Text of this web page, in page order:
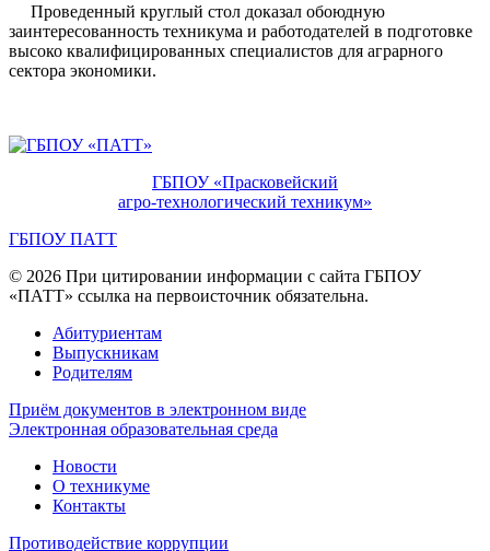
Проведенный круглый стол доказал обоюдную
заинтересованность техникума и работодателей в подготовке
высоко квалифицированных специалистов для аграрного
сектора экономики.
ГБПОУ «Прасковейский
агро-технологический техникум»
ГБПОУ ПАТТ
© 2026 При цитировании информации с сайта ГБПОУ
«ПАТТ» ссылка на первоисточник обязательна.
Абитуриентам
Выпускникам
Родителям
Приём документов в электронном виде
Электронная образовательная среда
Новости
О техникуме
Контакты
Противодействие коррупции